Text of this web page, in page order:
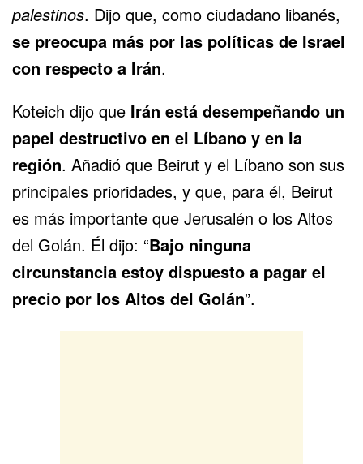
palestinos. Dijo que, como ciudadano libanés,
se preocupa más por las políticas de Israel
con respecto a Irán.
Koteich dijo que Irán está desempeñando un
papel destructivo en el Líbano y en la
región. Añadió que Beirut y el Líbano son sus
principales prioridades, y que, para él, Beirut
es más importante que Jerusalén o los Altos
del Golán. Él dijo: “Bajo ninguna
circunstancia estoy dispuesto a pagar el
precio por los Altos del Golán”.